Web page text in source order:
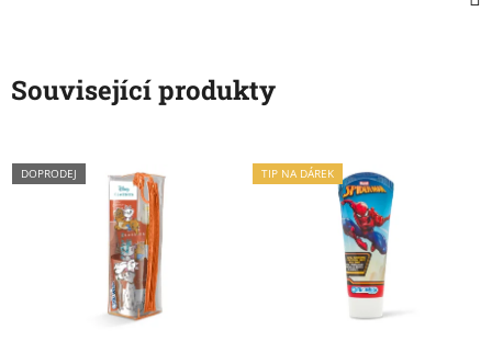
Související produkty
DOPRODEJ TIP NA DÁREK